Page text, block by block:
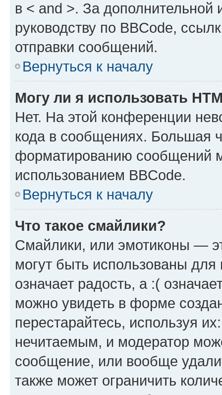
в < and >. За
руководству по BBCode,
отправки сообщений.
Вернуться к началу
Могу ли я использовать
Нет. На этой конференции
кода в сообщениях. Большая
форматированию сообщений
использованием BBCode.
Вернуться к началу
Что такое смайлики?
Смайлики, или эмотиконы —
могут быть использованы
означает радость, а :(
можно увидеть в форме
перестарайтесь, используя
нечитаемым, и модератор
сообщение, или вообще
также может ограничить